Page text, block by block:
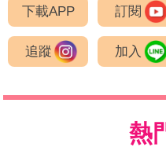
下載APP 訂閱
追蹤 加入
熱